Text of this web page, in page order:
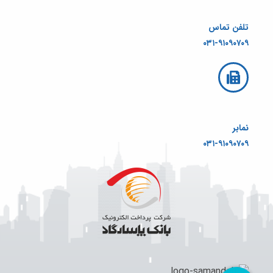
تلفن تماس
۰۳۱-۹۱۰۹۰۷۰۹
نمابر
۰۳۱-۹۱۰۹۰۷۰۹